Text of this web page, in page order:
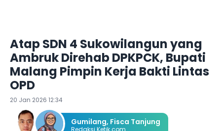
Atap SDN 4 Sukowilangun yang
Ambruk Direhab DPKPCK, Bupati
Malang Pimpin Kerja Bakti Lintas
OPD
20 Jan 2026 12:34
Gumilang, Fisca Tanjung
Redaksi Ketik.com